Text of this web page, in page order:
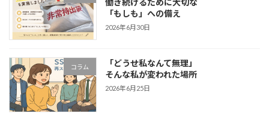
「もしも」への備え
2026年6月30日
コラム
「どうせ私なんて無理」
そんな私が変われた場所
2026年6月25日